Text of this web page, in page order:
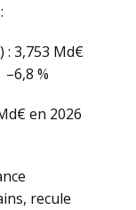
: 3,753 Md€
%
en 2026
recule